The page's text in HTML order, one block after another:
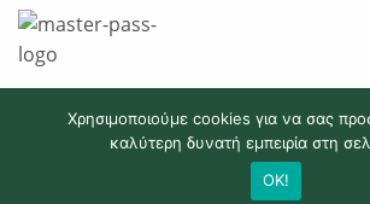
Copyright 2026 ©
Designed & Developed by
Χρησιμοποιούμε cookies για να σας
καλύτερη δυνατή εμπειρία στη
OK!